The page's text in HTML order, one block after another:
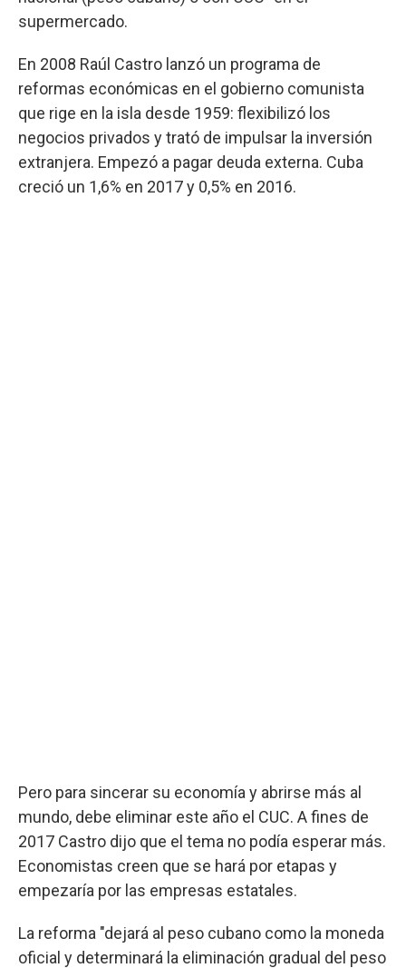
supermercado.
En 2008 Raúl Castro lanzó un programa de
reformas económicas en el gobierno comunista
que rige en la isla desde 1959: flexibilizó los
negocios privados y trató de impulsar la inversión
extranjera. Empezó a pagar deuda externa. Cuba
creció un 1,6% en 2017 y 0,5% en 2016.
Pero para sincerar su economía y abrirse más al
mundo, debe eliminar este año el CUC. A fines de
2017 Castro dijo que el tema no podía esperar más.
Economistas creen que se hará por etapas y
empezaría por las empresas estatales.
La reforma "dejará al peso cubano como la moneda
oficial y determinará la eliminación gradual del peso